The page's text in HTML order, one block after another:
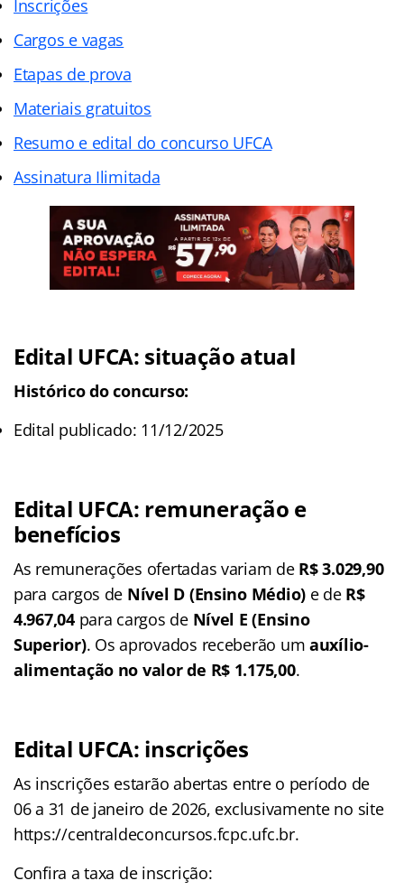
Inscrições
Cargos e vagas
Etapas de prova
Materiais gratuitos
Resumo e edital do concurso UFCA
Assinatura Ilimitada
Edital UFCA: situação atual
Histórico do concurso:
Edital publicado: 11/12/2025
Edital UFCA: remuneração e
benefícios
As remunerações ofertadas variam de R$ 3.029,90
para cargos de Nível D (Ensino Médio) e de R$
4.967,04para cargos de Nível E (Ensino
Superior). Os aprovados receberão umauxílio-
alimentação no valor de R$ 1.175,00.
Edital UFCA: inscrições
As inscrições estarão abertas entre o período de
06 a 31 de janeiro de 2026, exclusivamente no site
https://centraldeconcursos.fcpc.ufc.br.
Confira a taxa de inscrição: